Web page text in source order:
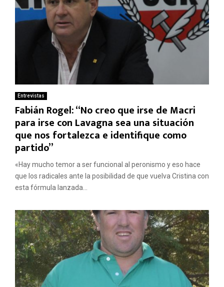
Entrevistas
Fabián Rogel: “No creo que irse de Macri
para irse con Lavagna sea una situación
que nos fortalezca e identifique como
partido”
«Hay mucho temor a ser funcional al peronismo y eso hace
que los radicales ante la posibilidad de que vuelva Cristina con
esta fórmula lanzada...